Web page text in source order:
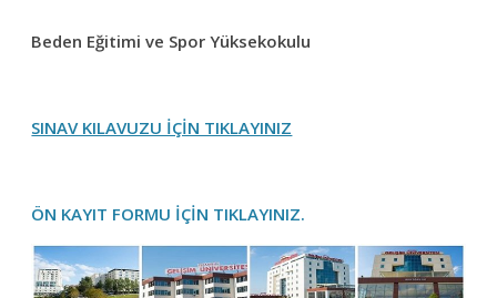
Beden Eğitimi ve Spor Yüksekokulu
SINAV KILAVUZU İÇİN TIKLAYINIZ
ÖN KAYIT FORMU İÇİN TIKLAYINIZ.